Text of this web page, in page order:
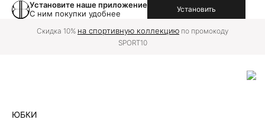
Установите наше приложение
С ним покупки удобнее
Установить
Скидка 10% на спортивную коллекцию по промокоду
SPORT10
ЮБКИ